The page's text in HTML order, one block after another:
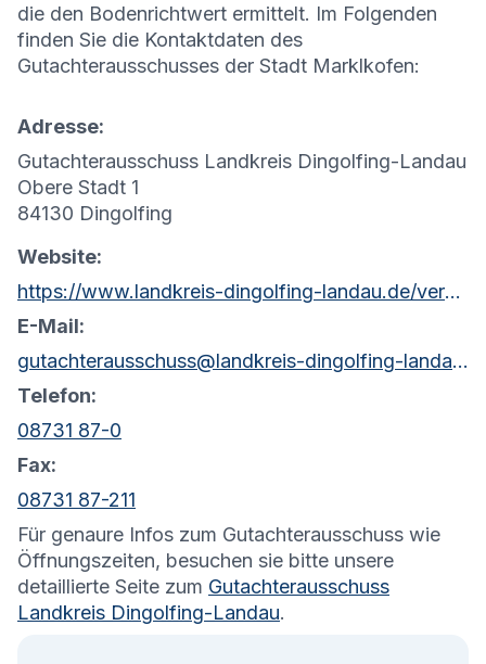
die den Bodenrichtwert ermittelt. Im Folgenden
finden Sie die Kontaktdaten des
Gutachterausschusses der Stadt Marklkofen:
Adresse:
Gutachterausschuss Landkreis Dingolfing-Landau
Obere Stadt 1
84130 Dingolfing
Website:
https://www.landkreis-dingolfing-landau.de/verwaltung/geschaeftsverteilungsplan?Bodenrichtwerte&view=org&orgid=e0502e17-d4fa-4656-828a-d6fc0254f062
E-Mail:
gutachterausschuss@landkreis-dingolfing-landau.de
Telefon:
08731 87-0
Fax:
08731 87-211
Für genaure Infos zum Gutachterausschuss wie
Öffnungszeiten, besuchen sie bitte unsere
detaillierte Seite zum Gutachterausschuss
Landkreis Dingolfing-Landau.